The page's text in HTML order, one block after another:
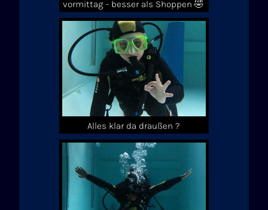
vormittag - besser als Shoppen 🤣
Alles klar da draußen ?